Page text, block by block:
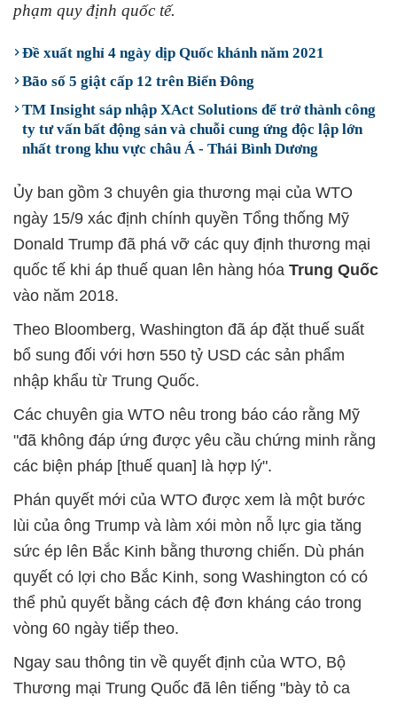
phạm quy định quốc tế.
Đề xuất nghỉ 4 ngày dịp Quốc khánh năm 2021
Bão số 5 giật cấp 12 trên Biển Đông
TM Insight sáp nhập XAct Solutions để trở thành công
ty tư vấn bất động sản và chuỗi cung ứng độc lập lớn
nhất trong khu vực châu Á - Thái Bình Dương
Ủy ban gồm 3 chuyên gia thương mại của WTO
ngày 15/9 xác định chính quyền Tổng thống Mỹ
Donald Trump đã phá vỡ các quy định thương mại
quốc tế khi áp thuế quan lên hàng hóa Trung Quốc
vào năm 2018.
Theo Bloomberg, Washington đã áp đặt thuế suất
bổ sung đối với hơn 550 tỷ USD các sản phẩm
nhập khẩu từ Trung Quốc.
Các chuyên gia WTO nêu trong báo cáo rằng Mỹ
"đã không đáp ứng được yêu cầu chứng minh rằng
các biện pháp [thuế quan] là hợp lý".
Phán quyết mới của WTO được xem là một bước
lùi của ông Trump và làm xói mòn nỗ lực gia tăng
sức ép lên Bắc Kinh bằng thương chiến. Dù phán
quyết có lợi cho Bắc Kinh, song Washington có có
thể phủ quyết bằng cách đệ đơn kháng cáo trong
vòng 60 ngày tiếp theo.
Ngay sau thông tin về quyết định của WTO, Bộ
Thương mại Trung Quốc đã lên tiếng "bày tỏ ca